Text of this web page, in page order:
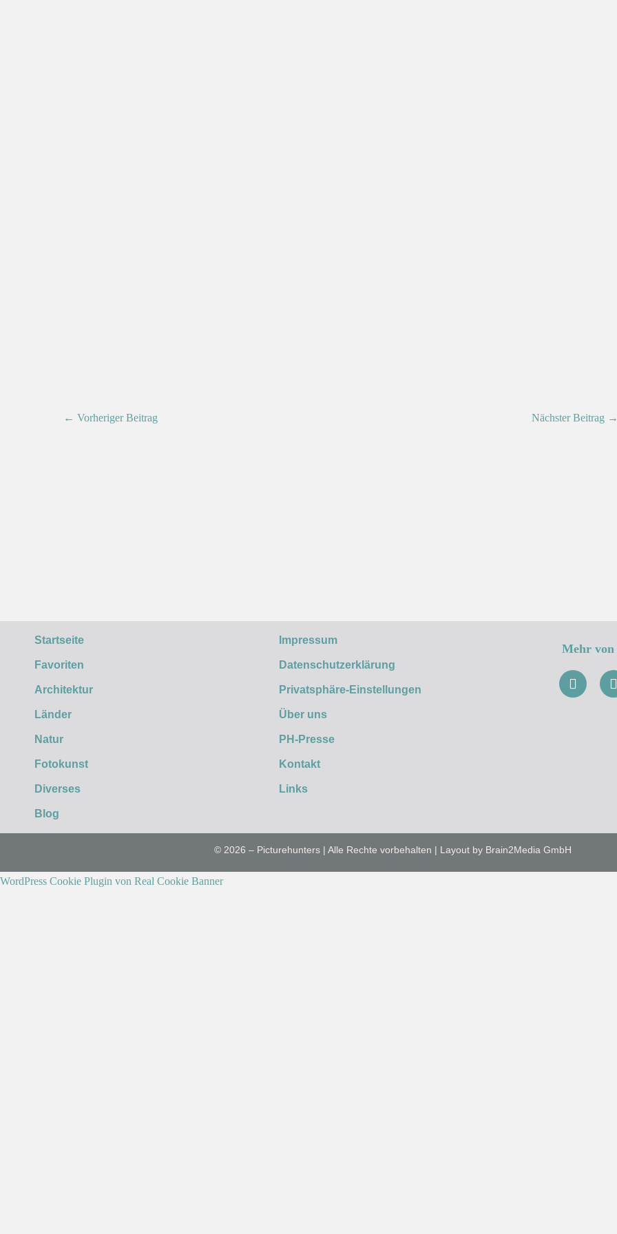
← Vorheriger Beitrag Nächster Beitrag →
Startseite
Favoriten
Architektur
Länder
Natur
Fotokunst
Diverses
Blog
Impressum
Datenschutzerklärung
Privatsphäre-Einstellungen
Über uns
PH-Presse
Kontakt
Links
Mehr von
© 2026 – Picturehunters | Alle Rechte vorbehalten | Layout by Brain2Media GmbH
WordPress Cookie Plugin von Real Cookie Banner